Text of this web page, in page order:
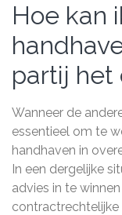
Hoe kan
partij het
Wanneer de
essentieel om te
handhaven in
In een dergelijke
advies in te
contractrechtelijke